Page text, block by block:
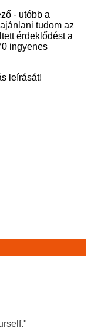
- utóbb a
tudom az
érdeklődést a
ingyenes
leírását!